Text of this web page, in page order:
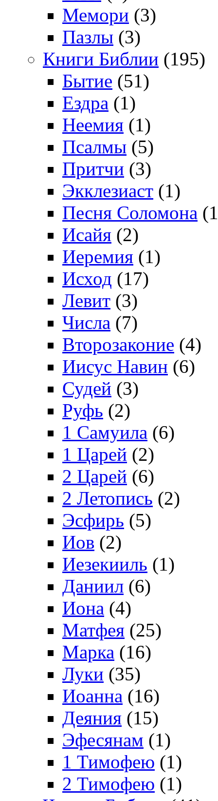
Мемори (3)
Пазлы (3)
Книги Библии (195)
Бытие (51)
Ездра (1)
Неемия (1)
Псалмы (5)
Притчи (3)
Экклезиаст (1)
Песня Соломона
Исайя (2)
Иеремия (1)
Исход (17)
Левит (3)
Числа (7)
Второзаконие (4)
Иисус Навин (6)
Судей (3)
Руфь (2)
1 Самуила (6)
1 Царей (2)
2 Царей (6)
2 Летопись (2)
Эсфирь (5)
Иов (2)
Иезекииль (1)
Даниил (6)
Иона (4)
Матфея (25)
Марка (16)
Луки (35)
Иоанна (16)
Деяния (15)
Эфесянам (1)
1 Тимофею (1)
2 Тимофею (1)